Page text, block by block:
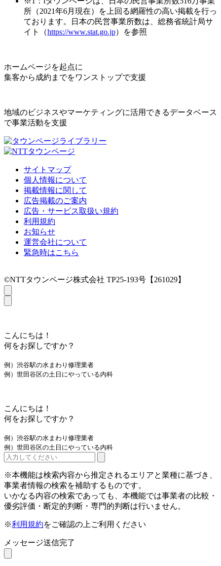
所（2021年6月現在）を上回る網羅性の高い掲載を行っ
ております。日本の民営事業所数は、総務省統計局サ
イト（https://www.stat.go.jp）を参照
ホームページを起点に
集客から成約までをワンストップで支援
地域のビジネスやマーケティングに活用できるデータベース
で事業活動を支援
サイトマップ
個人情報について
掲載情報に関して
広告掲載のご案内
広告・サービス取扱い規約
利用規約
お知らせ
運営会社について
緊急時はこちら
©NTTタウンページ株式会社 TP25-193号【261029】
こんにちは！
何をお探しですか？
例）渋谷駅の水まわり修理業者
例）世田谷区の土日にやっている内科
こんにちは！
何をお探しですか？
例）渋谷駅の水まわり修理業者
例）世田谷区の土日にやっている内科
※本機能は検索内容から推定されるエリアと業種に基づき、
事業者情報の検索を補助するものです。
いかなる内容の検索であっても、本機能では事業者の比較・
優劣評価・断定的判断・専門的判断は行いません。
※利用規約をご確認の上ご利用ください
メッセージ送信完了